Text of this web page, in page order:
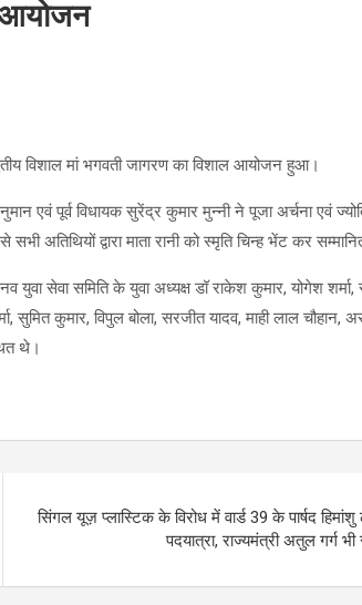
आयोजन
विशाल मां भगवती जागरण का विशाल आयोजन हुआ।
एवं पूर्व विधायक सुरेंद्र कुमार मुन्नी ने पूजा अर्चना एवं
द्वारा माता रानी को स्मृति चिन्ह भेंट कर
युवा सेवा समिति के युवा अध्यक्ष डॉ राकेश कुमार, योगेश शर्मा,
सुमित कुमार, विपुल बोला, सरजीत यादव, माही लाल चौहान,
थे।
सिंगल यूज़ प्लास्टिक के विरोध में वार्ड 39 के पार्षद
पदयात्रा, राज्यमंत्री अतुल गर्ग